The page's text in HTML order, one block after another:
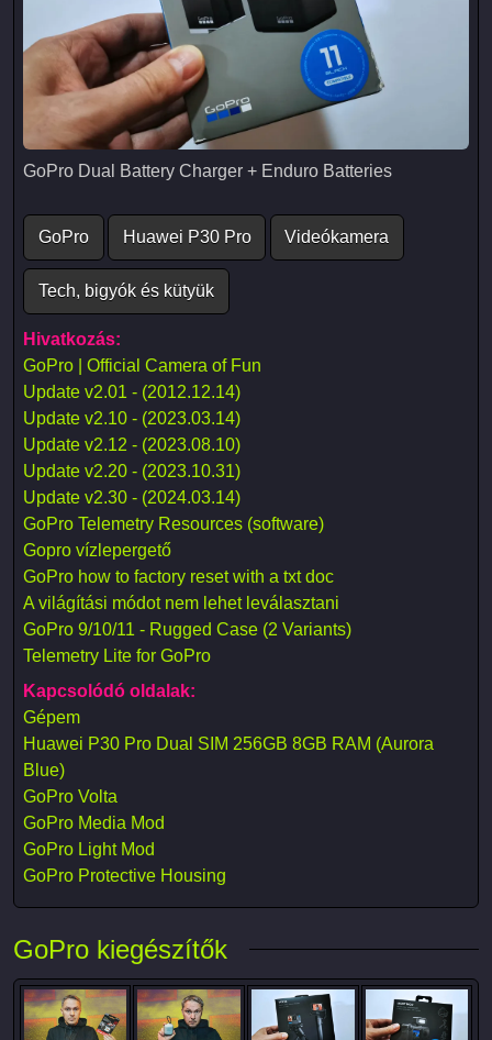
GoPro Dual Battery Charger + Enduro Batteries
GoPro Dual Battery Charger + Enduro Batteries
GoPro Huawei P30 Pro Videókamera
Tech, bigyók és kütyük
Hivatkozás:
GoPro | Official Camera of Fun
Update v2.01 - (2012.12.14)
Update v2.10 - (2023.03.14)
Update v2.12 - (2023.08.10)
Update v2.20 - (2023.10.31)
Update v2.30 - (2024.03.14)
GoPro Telemetry Resources (software)
Gopro vízlepergető
GoPro how to factory reset with a txt doc
A világítási módot nem lehet leválasztani
GoPro 9/10/11 - Rugged Case (2 Variants)
Telemetry Lite for GoPro
Kapcsolódó oldalak:
Gépem
Huawei P30 Pro Dual SIM 256GB 8GB RAM (Aurora
Blue)
GoPro Volta
GoPro Media Mod
GoPro Light Mod
GoPro Protective Housing
GoPro kiegészítők